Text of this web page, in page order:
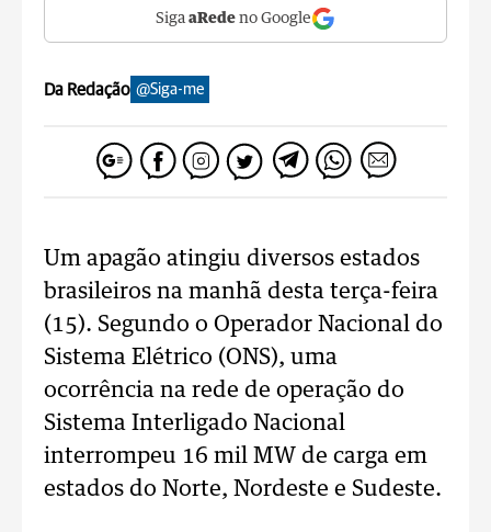
Siga aRede no Google
Da Redação @Siga-me
Um apagão atingiu diversos estados
brasileiros na manhã desta terça-feira
(15). Segundo o Operador Nacional do
Sistema Elétrico (ONS), uma
ocorrência na rede de operação do
Sistema Interligado Nacional
interrompeu 16 mil MW de carga em
estados do Norte, Nordeste e Sudeste.